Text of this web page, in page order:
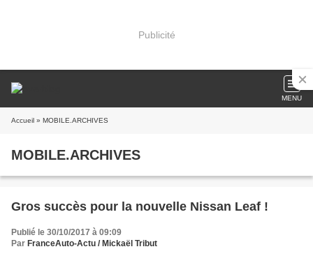
Publicité
MENU
Accueil » MOBILE.ARCHIVES
MOBILE.ARCHIVES
Gros succès pour la nouvelle Nissan Leaf !
Publié le 30/10/2017 à 09:09
Par FranceAuto-Actu / Mickaël Tribut